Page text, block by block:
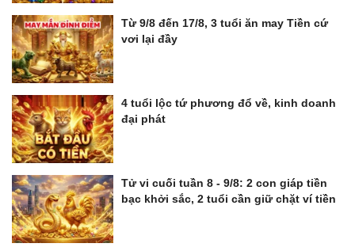
Từ 9/8 đến 17/8, 3 tuổi ăn may Tiền cứ
vơi lại đầy
4 tuổi lộc tứ phương đổ về, kinh doanh
đại phát
Tử vi cuối tuần 8 - 9/8: 2 con giáp tiền
bạc khởi sắc, 2 tuổi cần giữ chặt ví tiền